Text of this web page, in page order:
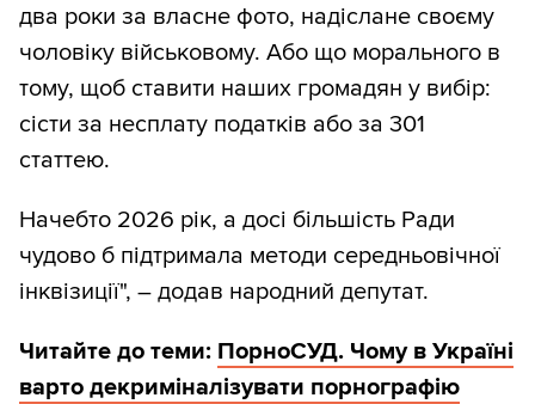
два роки за власне фото, надіслане своєму
чоловіку військовому. ️Або що морального в
тому, щоб ставити наших громадян у вибір:
сісти за несплату податків або за 301
статтею.
Начебто 2026 рік, а досі більшість Ради
чудово б підтримала методи середньовічної
інквізиції", – додав народний депутат.
Читайте до теми: ПорноСУД. Чому в Україні
варто декриміналізувати порнографію